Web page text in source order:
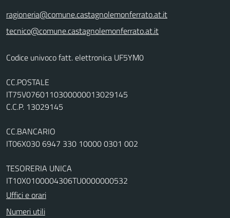
ragioneria@comune.castagnolemonferrato.at.it
tecnico@comune.castagnolemonferrato.at.it
Codice univoco fatt. elettronica UF5YM0
CC.POSTALE
IT75V0760110300000013029145
C.C.P. 13029145
CC.BANCARIO
IT06X030 6947 330 10000 0301 002
TESORERIA UNICA
IT10X0100004306TU0000000532
Uffici e orari
Numeri utili